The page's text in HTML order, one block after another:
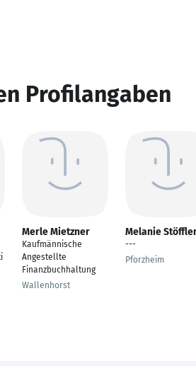
Profilangaben
Merle Mietzner
Kaufmännische
Angestellte
Finanzbuchhaltung
Wallenhorst
Melanie
---
Pforzheim